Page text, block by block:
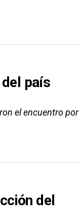
país
el encuentro por
del